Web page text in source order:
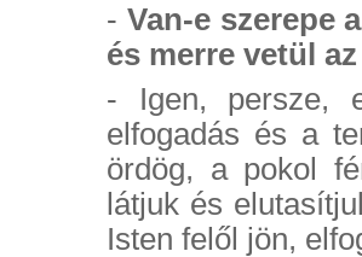
- Van-e szerepe
és merre vetül
- Igen, persze,
elfogadás és a
ördög, a pokol
látjuk és
Isten felől jön,